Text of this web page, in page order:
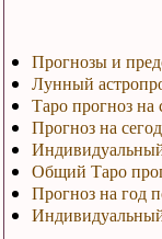
Прогнозы и
Лунный
Таро прогноз на
Прогноз на
Общий Таро
Прогноз на год